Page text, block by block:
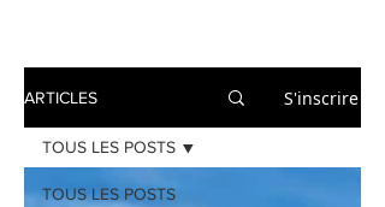
ARTICLES S'inscrire
TOUS LES POSTS
TOUS LES POSTS